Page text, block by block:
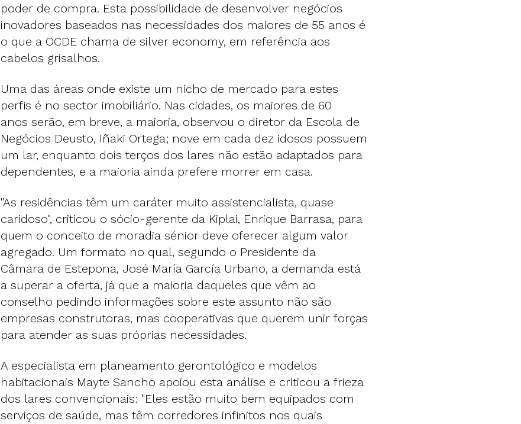
poder de compra. Esta possibilidade de desenvolver negócios
inovadores baseados nas necessidades dos maiores de 55 anos é
o que a OCDE chama de silver economy, em referência aos
cabelos grisalhos.
Uma das áreas onde existe um nicho de mercado para estes
perfis é no sector imobiliário. Nas cidades, os maiores de 60
anos serão, em breve, a maioria, observou o diretor da Escola de
Negócios Deusto, Iñaki Ortega; nove em cada dez idosos possuem
um lar, enquanto dois terços dos lares não estão adaptados para
dependentes, e a maioria ainda prefere morrer em casa.
"As residências têm um caráter muito assistencialista, quase
caridoso", criticou o sócio-gerente da Kiplai, Enrique Barrasa, para
quem o conceito de moradia sénior deve oferecer algum valor
agregado. Um formato no qual, segundo o Presidente da
Câmara de Estepona, José María García Urbano, a demanda está
a superar a oferta, já que a maioria daqueles que vêm ao
conselho pedindo informações sobre este assunto não são
empresas construtoras, mas cooperativas que querem unir forças
para atender as suas próprias necessidades.
A especialista em planeamento gerontológico e modelos
habitacionais Mayte Sancho apoiou esta análise e criticou a frieza
dos lares convencionais: "Eles estão muito bem equipados com
serviços de saúde, mas têm corredores infinitos nos quais